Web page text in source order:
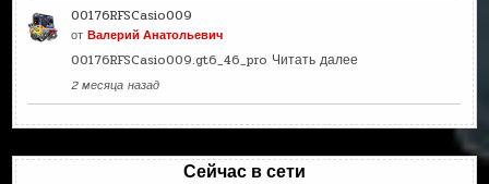
00176RFSCasio009
отВалерий Анатольевич
00176RFSCasio009.gt6_46_pro Читать далее
2 месяца назад
Сейчас в сети